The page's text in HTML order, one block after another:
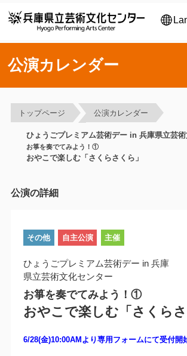
公演カレンダー
トップページ 公演カレンダー
ひょうごプレミアム芸術デー in 兵庫県立芸
お箏を奏でてみよう！①
おやこで楽しむ「さくらさくら」
公演の詳細
その他 自主公演 主催
ひょうごプレミアム芸術デー in 兵庫
県立芸術文化センター
お箏を奏でてみよう！①
おやこで楽しむ「さくらさ
6/28(金)10:00AMより専用フォームにて受付開